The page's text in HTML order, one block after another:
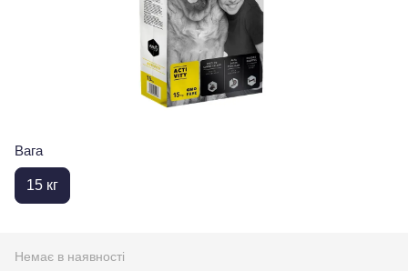
Вага
15 кг
Немає в наявності